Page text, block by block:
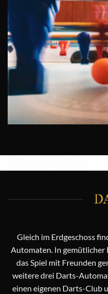
Gleich im Erdgeschoss
Automaten. In
das Spiel mit Freunden
weitere drei Darts-
einen eigenen Darts-Club